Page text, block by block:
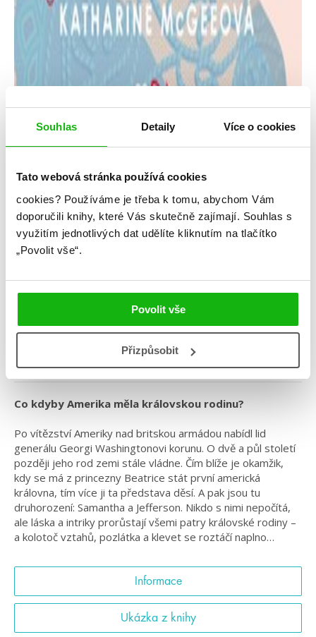
Souhlas Detaily Více o cookies
Tato webová stránka používá cookies
cookies? Používáme je třeba k tomu, abychom Vám
doporučili knihy, které Vás skutečně zajímají. Souhlas s
využitím jednotlivých dat udělíte kliknutím na tlačítko
„Povolit vše“.
Povolit vše
Přizpůsobit
Žánr: Contemporary
Série: Americká princezna
Americká princezna
#domluvenýsňatek
#království
Co kdyby Amerika měla královskou rodinu?
Po vítězství Ameriky nad britskou armádou nabídl lid
generálu Georgi Washingtonovi korunu. O dvě a půl století
později jeho rod zemi stále vládne. Čím blíže je okamžik,
kdy se má z princezny Beatrice stát první americká
královna, tím více ji ta představa děsí. A pak jsou tu
druhorození: Samantha a Jefferson. Nikdo s nimi nepočítá,
ale láska a intriky prorůstají všemi patry královské rodiny –
a kolotoč vztahů, pozlátka a klevet se roztáčí naplno…
Informace
Ukázka z knihy